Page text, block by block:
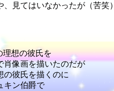
見てはいなかったが（苦笑）
理想の彼氏を
肖像画を描いたのだが
の彼氏を描くのに
キン伯爵で